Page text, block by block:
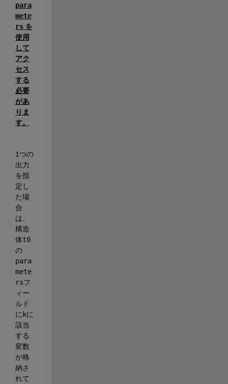
para
mete
rs を
使用
して
アク
セス
する
必要
があ
りま
す。
1つの
出力
を指
定し
た場
合
は、
構造
体t0
の
para
mete
rsフ
ィー
ルド
にkに
該当
する
変数
が格
納さ
れて